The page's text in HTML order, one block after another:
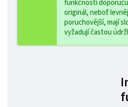
funkčnosti
originál, neboť
poruchovější, mají
vyžadují častou